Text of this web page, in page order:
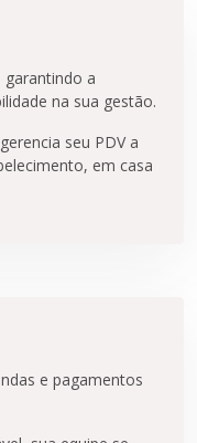
a
na sua gestão.
seu PDV a
em casa
e pagamentos